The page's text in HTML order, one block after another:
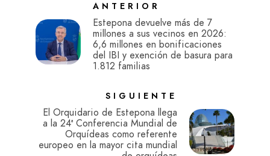
ANTERIOR
Estepona devuelve más de 7
millones a sus vecinos en 2026:
6,6 millones en bonificaciones
del IBI y exención de basura para
1.812 familias
SIGUIENTE
El Orquidario de Estepona llega
a la 24ª Conferencia Mundial de
Orquídeas como referente
europeo en la mayor cita mundial